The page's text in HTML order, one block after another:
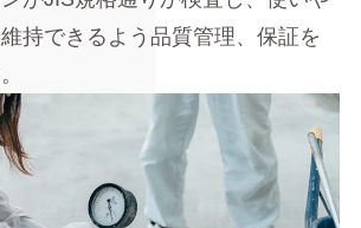
持できるよう品質管理、保証を